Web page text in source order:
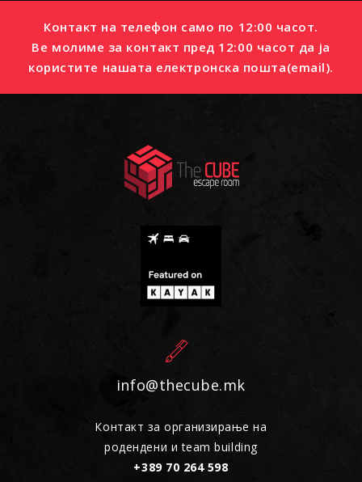
Контакт на телефон само по 12:00 часот.
Ве молиме за контакт пред 12:00 часот да ја
користите нашата електронска пошта(email).
info@thecube.mk
Контакт за организирање на
родендени и team building
+389 70 264 598